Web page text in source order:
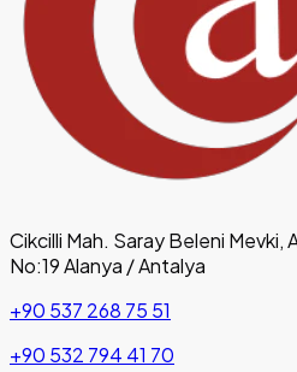
Cikcilli Mah. Saray Beleni Mevki,
No:19 Alanya / Antalya
+90 537 268 75 51
+90 532 794 41 70